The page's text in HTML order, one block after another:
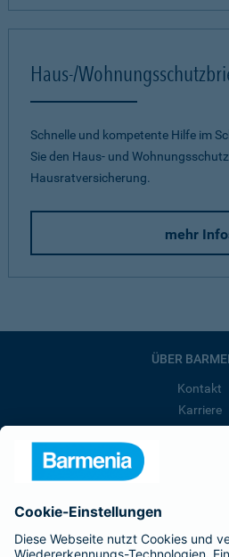
Haus-/
Schnelle und kompetente Hilfe im
Sie den Haus- und
Hausratversicherung.
mehr
ÜBER
Kontakt
Karriere
Barmenia ist Teil der